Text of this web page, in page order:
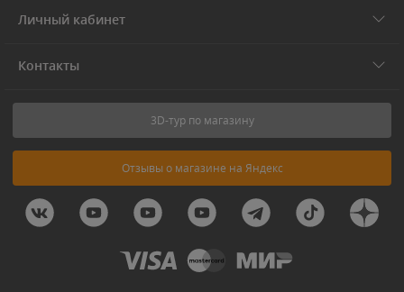
Личный кабинет
Контакты
3D-тур по магазину
Отзывы о магазине на Яндекс